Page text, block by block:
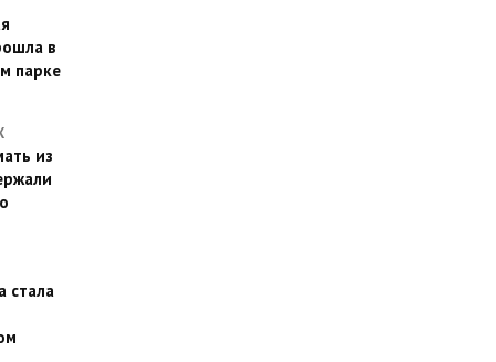
в
парке
из
стала